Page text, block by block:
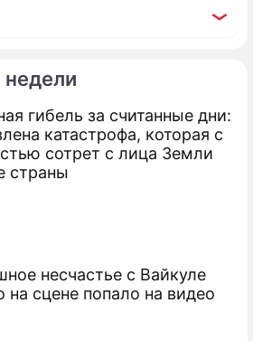
недели
гибель за считанные дни:
катастрофа, которая с
сотрет с лица Земли
страны
несчастье с Вайкуле
на сцене попало на видео
на французское военное
испанское судно
отбил атаку